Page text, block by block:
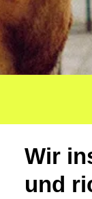
Wir
und